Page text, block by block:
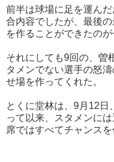
前半は球場に足を運ん
合内容でしたが、最後
を作ることができたのが
それにしても9回の、曽
タメンでない選手の怒
せ場を作ってくれた。
とくに堂林は、9月12日
って以来、スタメンに
席ではすべてチャンスを